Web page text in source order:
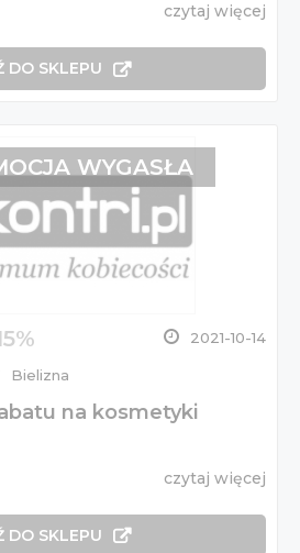
czytaj więcej
DO SKLEPU
2021-10-14
Bielizna
na kosmetyki
czytaj więcej
DO SKLEPU
WYGASŁA